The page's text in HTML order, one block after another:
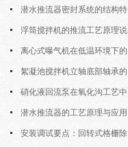
潜水推流器密封系统的结构特
点与渗漏故障处理
浮筒搅拌机的推流工艺原理说
明 离心式曝气机在低温环境下的
运行特性与防冻措施
絮凝池搅拌机立轴底部轴承的
密封防水与免维护设计
硝化液回流泵在氧化沟工艺中
的布置位置对回流效果的影响
潜水推流器的工艺原理与应用
逻辑安装调试要点：回转式格栅除